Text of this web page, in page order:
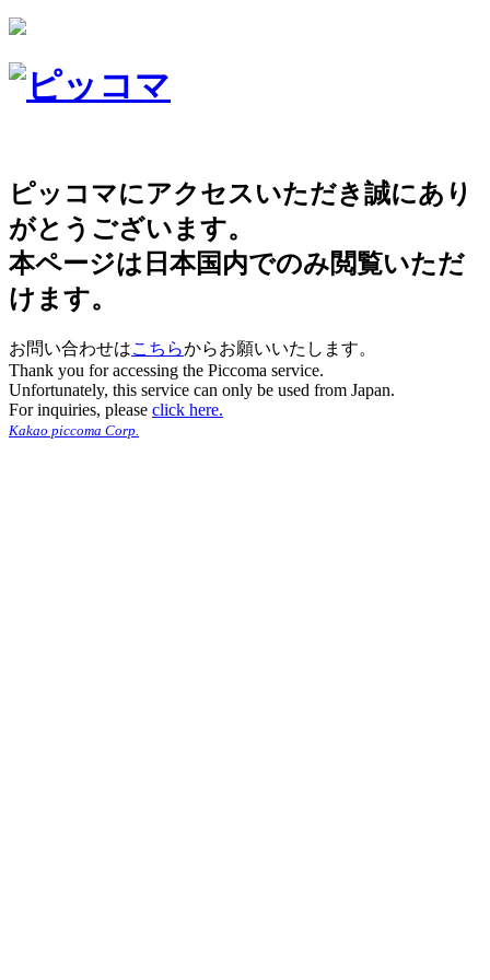
ピッコマにアクセスいただき誠にあり
がとうございます。
本ページは日本国内でのみ閲覧いただ
けます。
お問い合わせはこちらからお願いいたします。
Thank you for accessing the Piccoma service.
Unfortunately, this service can only be used from Japan.
For inquiries, please click here.
Kakao piccoma Corp.